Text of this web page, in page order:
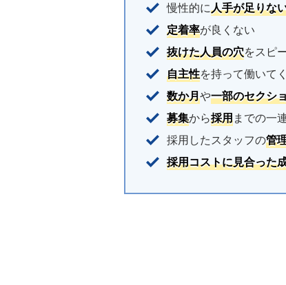
慢性的に人手が足りな
定着率が良くない
抜けた人員の穴をスピ
自主性を持って働いて
数か月や一部のセクシ
募集から採用までの一
採用したスタッフの管
採用コストに見合った